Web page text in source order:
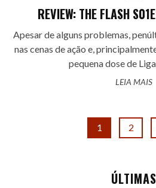
REVIEW: THE FLASH
Apesar de alguns problemas,
nas cenas de ação e,
pequena dose de
LEIA MAIS
1 2
ÚLTIMAS